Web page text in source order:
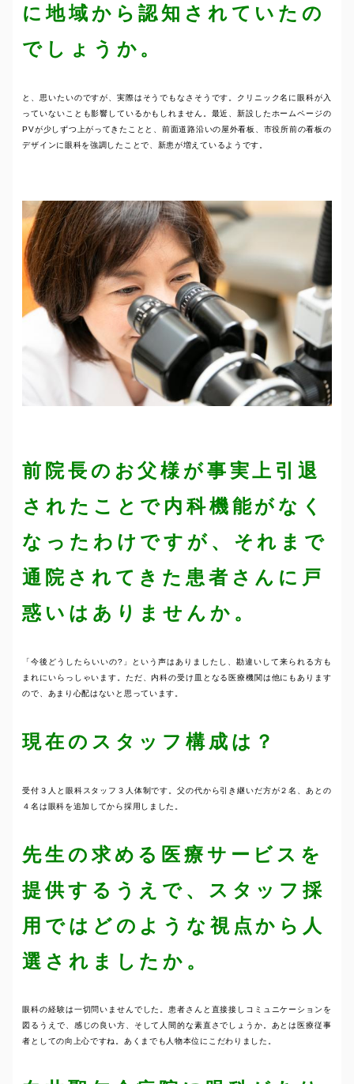
に地域から認知されていたの
でしょうか。
と、思いたいのですが、実際はそうでもなさそうです。クリニック名に眼科が入
っていないことも影響しているかもしれません。最近、新設したホームページの
PVが少しずつ上がってきたことと、前面道路沿いの屋外看板、市役所前の看板の
デザインに眼科を強調したことで、新患が増えているようです。
前院長のお父様が事実上引退
されたことで内科機能がなく
なったわけですが、それまで
通院されてきた患者さんに戸
惑いはありませんか。
「今後どうしたらいいの?」という声はありましたし、勘違いして来られる方も
まれにいらっしゃいます。ただ、内科の受け皿となる医療機関は他にもあります
ので、あまり心配はないと思っています。
現在のスタッフ構成は？
受付３人と眼科スタッフ３人体制です。父の代から引き継いだ方が２名、あとの
４名は眼科を追加してから採用しました。
先生の求める医療サービスを
提供するうえで、スタッフ採
用ではどのような視点から人
選されましたか。
眼科の経験は一切問いませんでした。患者さんと直接接しコミュニケーションを
図るうえで、感じの良い方、そして人間的な素直さでしょうか。あとは医療従事
者としての向上心ですね。あくまでも人物本位にこだわりました。